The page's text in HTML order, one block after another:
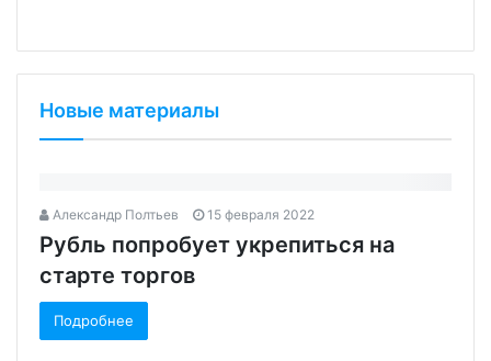
Новые материалы
Александр Полтьев 15 февраля 2022
Рубль попробует укрепиться на
старте торгов‍
Подробнее